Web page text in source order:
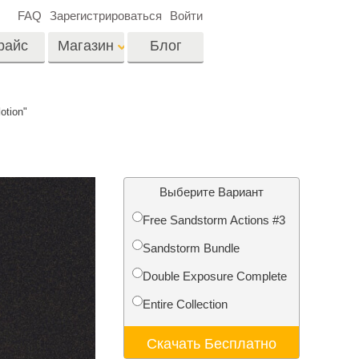
Реставрация
Магазин
Видео Оверлейсы
Блог
FAQ Зарегистрироваться Войти
Выберите Вариант
Free Sandstorm Actions #3
Sandstorm Bundle
Double Exposure Complete
Entire Collection
Скачать Бесплатно